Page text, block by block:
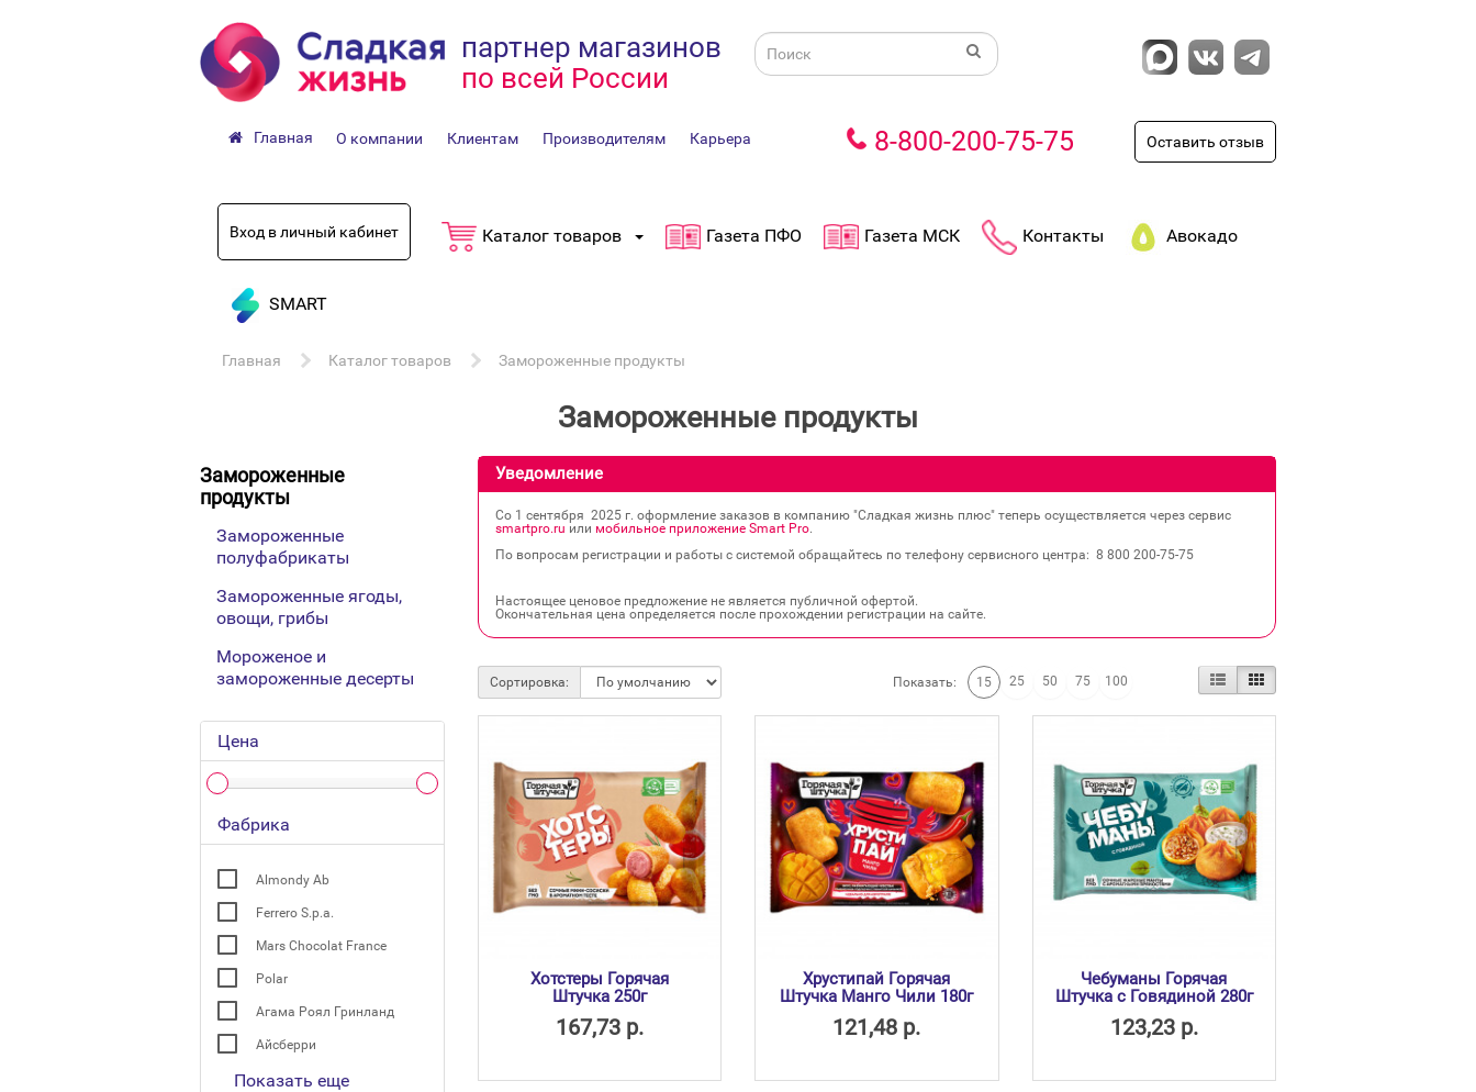
партнер магазинов
по всей России
Главная О компании Клиентам Производителям Карьера 8-800-200-75-75 Оставить отзыв
Вход в личный кабинет Каталог товаров Газета ПФО Газета МСК Контакты Авокадо
SMART
Главная Каталог товаров Замороженные продукты
Замороженные продукты
Замороженные
продукты
Замороженные
полуфабрикаты
Замороженные ягоды,
овощи, грибы
Мороженое и
замороженные десерты
Цена
Фабрика
Almondy Ab
Ferrero S.p.a.
Mars Chocolat France
Polar
Агама Роял Гринланд
Айсберри
Показать еще
Уведомление
Со 1 сентября 2025 г. оформление заказов в компанию "Сладкая жизнь плюс" теперь осуществляется через сервис
smartpro.ru или мобильное приложение Smart Pro.
По вопросам регистрации и работы с системой обращайтесь по телефону сервисного центра: 8 800 200‐75‐75
Настоящее ценовое предложение не является публичной офертой.
Окончательная цена определяется после прохождении регистрации на сайте.
Сортировка: Показать: 15 25 50 75 100
Хотстеры Горячая
Штучка 250г
167,73 р.
Хрустипай Горячая
Штучка Манго Чили 180г
121,48 р.
Чебуманы Горячая
Штучка с Говядиной 280г
123,23 р.